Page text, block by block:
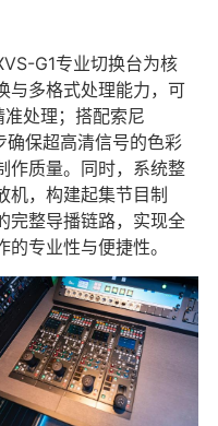
G1专业切换台为核
与多格式处理能力，可
处理；搭配索尼
保超高清信号的色彩
作质量。同时，系统整
机，构建起集节目制
完整导播链路，实现全
专业性与便捷性。